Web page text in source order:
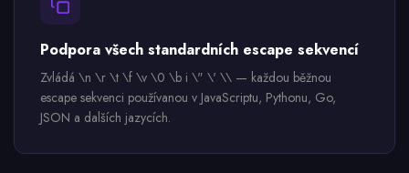
Podpora všech standardních escape sekvencí
Zvládá \n \r \t \f \v \0 \b i \" \' \\ — každou běžnou
escape sekvenci používanou v JavaScriptu, Pythonu, Go,
JSON a dalších jazycích.